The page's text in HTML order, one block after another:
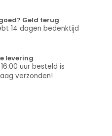
Geld terug
14 dagen bedenktijd
levering
uur besteld is
verzonden!